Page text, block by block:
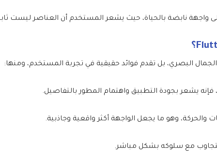
واجهة نابضة بالحياة، حيث يشعر المستخدم أن العناصر ليست
يشعر بجودة التطبيق واهتمام المطور بالتفاصيل.
والحركة، وهو ما يجعل الواجهة أكثر واقعية وجاذبية.
مع سلوكه بشكل مباشر.